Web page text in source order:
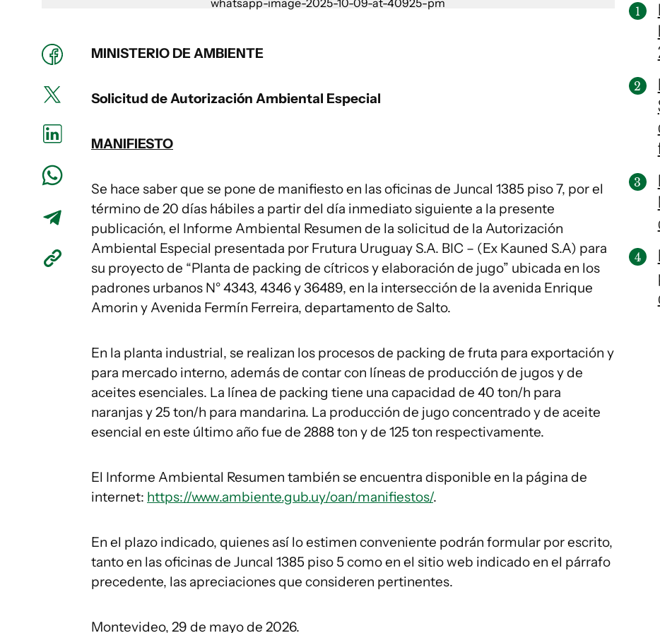
MINISTERIO DE AMBIENTE
Solicitud de Autorización Ambiental Especial
MANIFIESTO
Se hace saber que se pone de manifiesto en las oficinas de Juncal 1385 piso 7, por el
término de 20 días hábiles a partir del día inmediato siguiente a la presente
publicación, el Informe Ambiental Resumen de la solicitud de la Autorización
Ambiental Especial presentada por Frutura Uruguay S.A. BIC – (Ex Kauned S.A) para
su proyecto de “Planta de packing de cítricos y elaboración de jugo” ubicada en los
padrones urbanos N° 4343, 4346 y 36489, en la intersección de la avenida Enrique
Amorin y Avenida Fermín Ferreira, departamento de Salto.
En la planta industrial, se realizan los procesos de packing de fruta para exportación y
para mercado interno, además de contar con líneas de producción de jugos y de
aceites esenciales. La línea de packing tiene una capacidad de 40 ton/h para
naranjas y 25 ton/h para mandarina. La producción de jugo concentrado y de aceite
esencial en este último año fue de 2888 ton y de 125 ton respectivamente.
El Informe Ambiental Resumen también se encuentra disponible en la página de
internet: https://www.ambiente.gub.uy/oan/manifiestos/.
En el plazo indicado, quienes así lo estimen conveniente podrán formular por escrito,
tanto en las oficinas de Juncal 1385 piso 5 como en el sitio web indicado en el párrafo
precedente, las apreciaciones que consideren pertinentes.
Montevideo, 29 de mayo de 2026.